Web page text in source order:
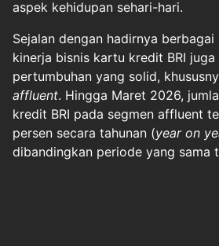
aspek kehidupan sehari-hari.
Sejalan dengan hadirnya
kinerja bisnis kartu kredit BRI juga
pertumbuhan yang solid,
affluent. Hingga Maret 2026,
kredit BRI pada segmen affluent
persen secara tahunan (year on
dibandingkan periode yang sama